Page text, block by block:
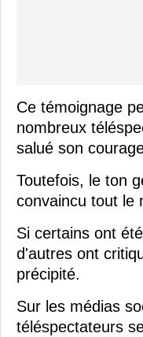
Ce témoignage
nombreux
salué son
Toutefois, le ton
convaincu tout le
Si certains ont
d'autres ont
précipité.
Sur les médias
téléspectateurs